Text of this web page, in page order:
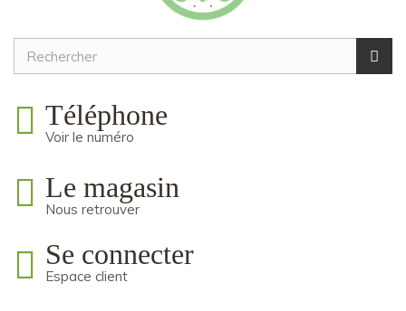
Téléphone
Voir le numéro
Le magasin
Nous retrouver
Se connecter
Espace client